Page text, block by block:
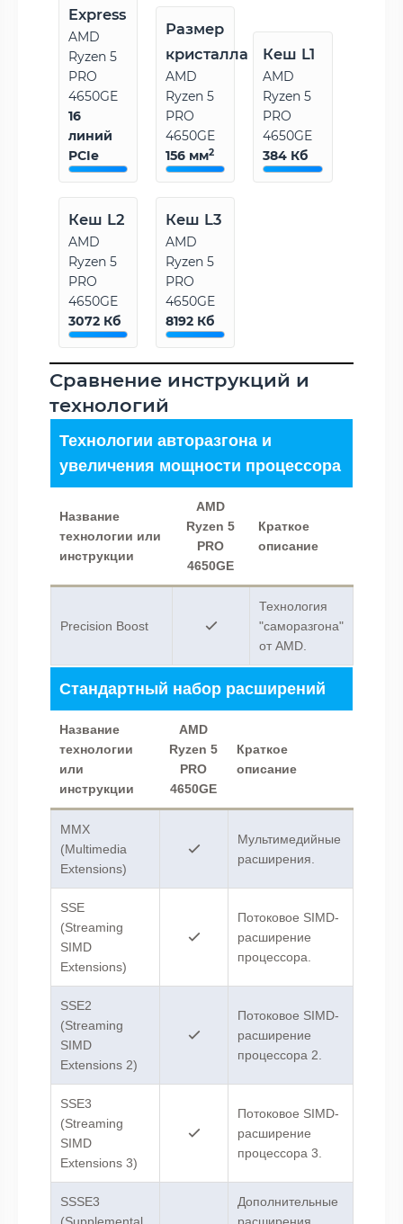
Express
AMD
Ryzen 5
PRO
4650GE
16
линий
PCIe
Размер
кристалла
AMD
Ryzen 5
PRO
4650GE
156 мм2
Кеш L1
AMD
Ryzen 5
PRO
4650GE
384 Кб
Кеш L2
AMD
Ryzen 5
PRO
4650GE
3072 Кб
Кеш L3
AMD
Ryzen 5
PRO
4650GE
8192 Кб
Сравнение инструкций и
технологий
Технологии авторазгона и
увеличения мощности процессора
Название
технологии или
инструкции
AMD
Ryzen 5
PRO
4650GE
Краткое
описание
Precision Boost
Технология
"саморазгона"
от AMD.
Стандартный набор расширений
Название
технологии
или
инструкции
AMD
Ryzen 5
PRO
4650GE
Краткое
описание
MMX
(Multimedia
Extensions)
Мультимедийные
расширения.
SSE
(Streaming
SIMD
Extensions)
Потоковое SIMD-
расширение
процессора.
SSE2
(Streaming
SIMD
Extensions 2)
Потоковое SIMD-
расширение
процессора 2.
SSE3
(Streaming
SIMD
Extensions 3)
Потоковое SIMD-
расширение
процессора 3.
SSSE3
(Supplemental
Дополнительные
расширения